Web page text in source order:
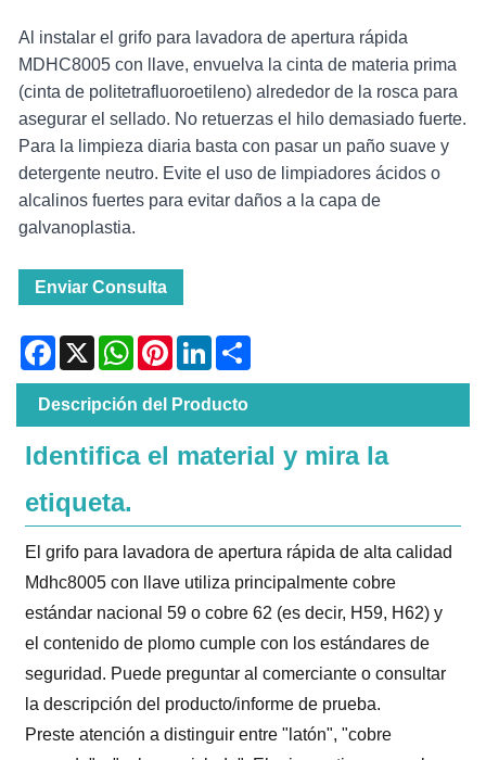
Al instalar el grifo para lavadora de apertura rápida
MDHC8005 con llave, envuelva la cinta de materia prima
(cinta de politetrafluoroetileno) alrededor de la rosca para
asegurar el sellado. No retuerzas el hilo demasiado fuerte.
Para la limpieza diaria basta con pasar un paño suave y
detergente neutro. Evite el uso de limpiadores ácidos o
alcalinos fuertes para evitar daños a la capa de
galvanoplastia.
Enviar Consulta
Facebook
X WhatsAppPinterestLinkedIn
Descripción del Producto
Identifica el material y mira la
etiqueta.
El grifo para lavadora de apertura rápida de alta calidad
Mdhc8005 con llave utiliza principalmente cobre
estándar nacional 59 o cobre 62 (es decir, H59, H62) y
el contenido de plomo cumple con los estándares de
seguridad. Puede preguntar al comerciante o consultar
la descripción del producto/informe de prueba.
Preste atención a distinguir entre "latón", "cobre